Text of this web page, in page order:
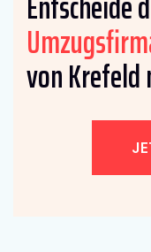
von Krefeld